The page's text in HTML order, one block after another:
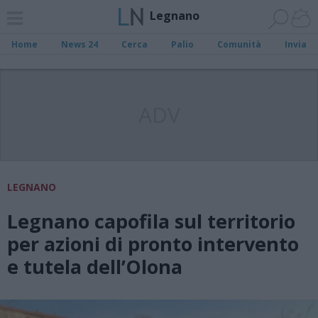
Legnano
Home News 24 Cerca Palio Comunità Invia
LEGNANO
Legnano capofila sul territorio
per azioni di pronto intervento
e tutela dell’Olona